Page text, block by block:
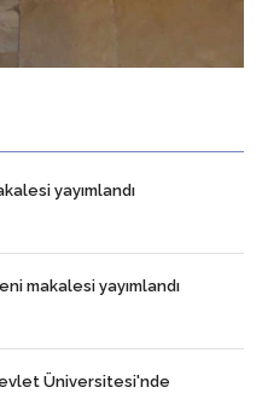
yayımlandı
makalesi yayımlandı
Üniversitesi'nde